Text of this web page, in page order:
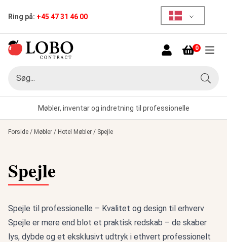
Ring på: +45 47 31 46 00
0
Menu
Søg
Møbler, inventar og indretning til professionelle
Forside / Møbler / Hotel Møbler / Spejle
Spejle
Spejle til professionelle – Kvalitet og design til erhverv
Spejle er mere end blot et praktisk redskab – de skaber
lys, dybde og et eksklusivt udtryk i ethvert professionelt